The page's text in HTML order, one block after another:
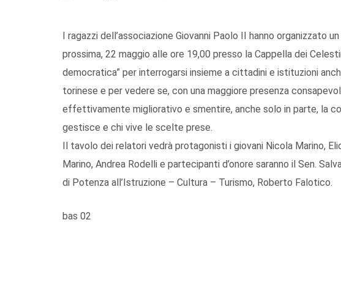
I ragazzi dell’associazione Giovanni Paolo II hanno organizzato
prossima, 22 maggio alle ore 19,00 presso la Cappella dei
democratica” per interrogarsi insieme a cittadini e istituzioni
torinese e per vedere se, con una maggiore presenza
effettivamente migliorativo e smentire, anche solo in parte, la
gestisce e chi vive le scelte prese.
Il tavolo dei relatori vedrà protagonisti i giovani Nicola Marino,
Marino, Andrea Rodelli e partecipanti d’onore saranno il Sen.
di Potenza all’Istruzione – Cultura – Turismo, Roberto Falotico.
bas 02